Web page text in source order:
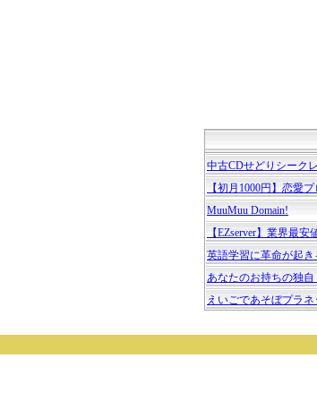
中古CDせどりシーク
【初月1000円】恋愛
MuuMuu Domain!
【EZserver】業界最
英語学習に革命が起
あなたのお持ちの独自
えいごであそぼプラ